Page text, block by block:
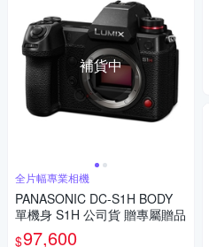
補貨中
全片幅專業相機
PANASONIC DC-S1H BODY
單機身 S1H 公司貨 贈專屬贈品
$97,600